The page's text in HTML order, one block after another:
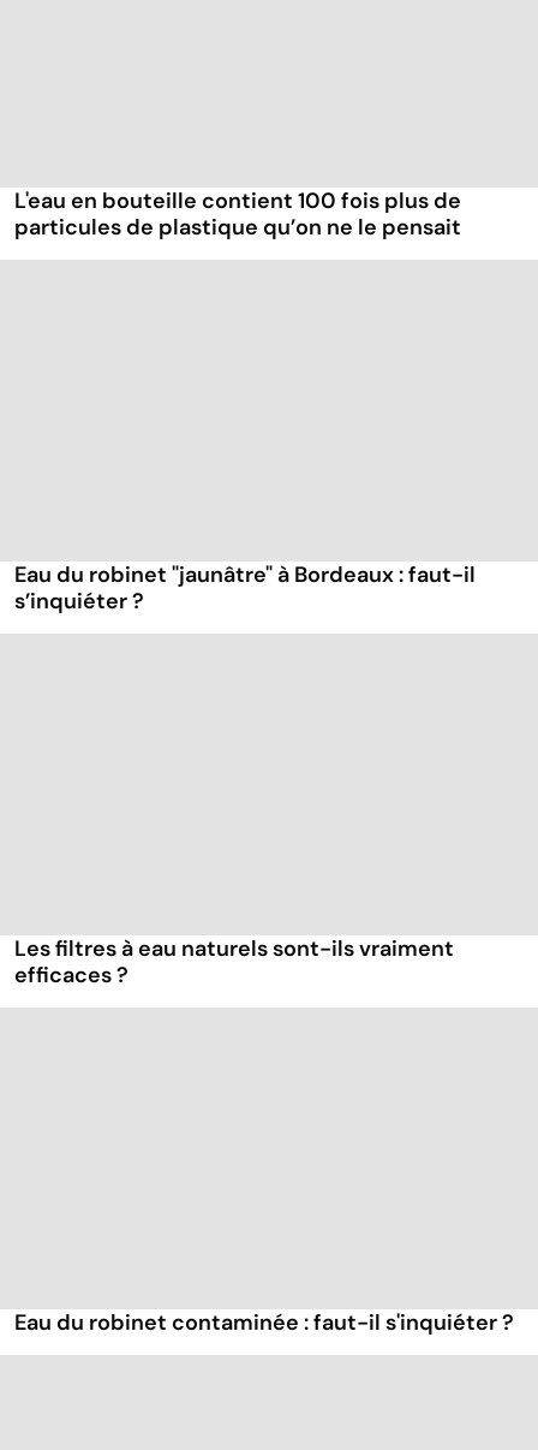
L'eau en bouteille contient 100 fois plus de
particules de plastique qu’on ne le pensait
Eau du robinet "jaunâtre" à Bordeaux : faut-il
s’inquiéter ?
Les filtres à eau naturels sont-ils vraiment
efficaces ?
Eau du robinet contaminée : faut-il s'inquiéter ?